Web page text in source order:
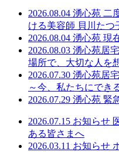
2026.08.04 湧心苑 二
ける美容師 貝川たつ
2026.08.04 湧心苑 現
2026.08.03 湧心苑居宅
場所で、大切な人を
2026.07.30 湧心苑居宅
～今、私たちにでき
2026.07.29 湧心苑 緊
2026.07.15 お知らせ
ある皆さまへ
2026.03.11 お知らせ